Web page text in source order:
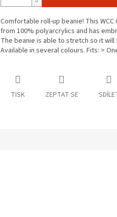
Comfortable roll-up beanie! This WCC
from 100% polyarcrylics and has
The beanie is able to stretch so it
Available in several colours. Fits: >
TISK ZEPTAT SE